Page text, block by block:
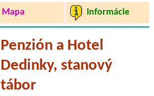
Mapa Informácie
Penzión a Hotel
Dedinky, stanový
tábor